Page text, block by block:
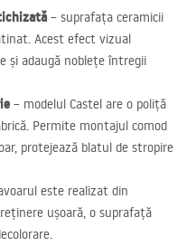
– suprafața ceramicii
Acest efect vizual
și adaugă noblețe întregii
– modelul Castel are o poliță
Permite montajul comod
protejează blatul de stropire
este realizat din
ușoară, o suprafață